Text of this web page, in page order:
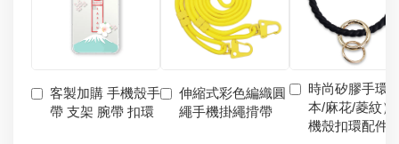
客製加購 手機殼手
帶 支架 腕帶 扣環
伸縮式彩色編織圓
繩手機掛繩揹帶
時尚矽膠手環
本/麻花/菱紋）
機殼扣環配件